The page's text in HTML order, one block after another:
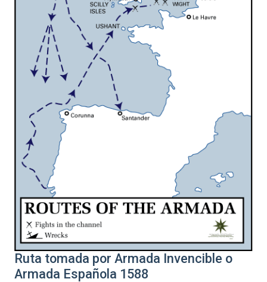
Ruta tomada por Armada Invencible o
Armada Española 1588